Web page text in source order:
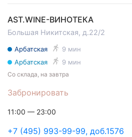
AST.WINE-ВИНОТЕКА
Большая Никитская, д.22/2
Арбатская
9 мин
Арбатская
9 мин
Забронировать
Со склада, на завтра
+7 (495) 993-99-99, доб.1576
11:00 — 23:00